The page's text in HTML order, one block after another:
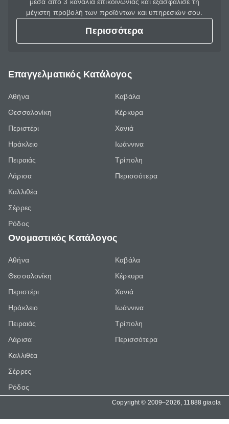
μέγιστη προβολή των προϊόντων και υπηρεσιών σου.
Περισσότερα
Επαγγελματικός Κατάλογος
Αθήνα
Θεσσαλονίκη
Περιστέρι
Ηράκλειο
Πειραιάς
Λάρισα
Καλλιθέα
Σέρρες
Ρόδος
Καβάλα
Κέρκυρα
Χανιά
Ιωάννινα
Τρίπολη
Περισσότερα
Ονομαστικός Κατάλογος
Αθήνα
Θεσσαλονίκη
Περιστέρι
Ηράκλειο
Πειραιάς
Λάρισα
Καλλιθέα
Σέρρες
Ρόδος
Καβάλα
Κέρκυρα
Χανιά
Ιωάννινα
Τρίπολη
Περισσότερα
Copyright © 2009–2026, 11888 giaola